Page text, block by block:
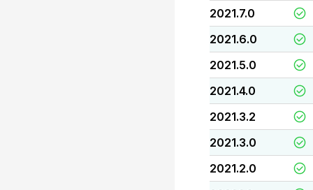
2021.7.0
2021.6.0
2021.5.0
2021.4.0
2021.3.2
2021.3.0
2021.2.0